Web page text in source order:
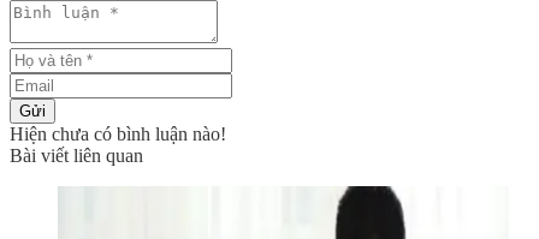
Gửi
Hiện chưa có bình luận nào!
Bài viết liên quan